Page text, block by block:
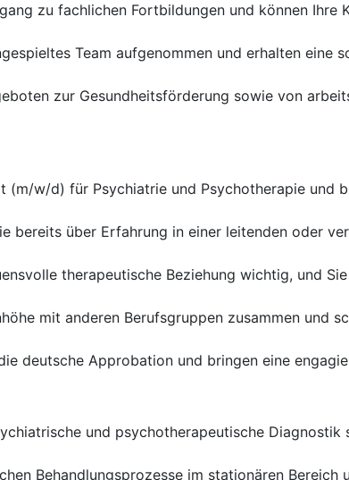
zu fachlichen Fortbildungen und können Ihre
Team aufgenommen und erhalten eine
zur Gesundheitsförderung sowie von
(m/w/d) für Psychiatrie und Psychotherapie und
bereits über Erfahrung in einer leitenden oder
therapeutische Beziehung wichtig, und
mit anderen Berufsgruppen zusammen und
deutsche Approbation und bringen eine
und psychotherapeutische
Behandlungsprozesse im stationären